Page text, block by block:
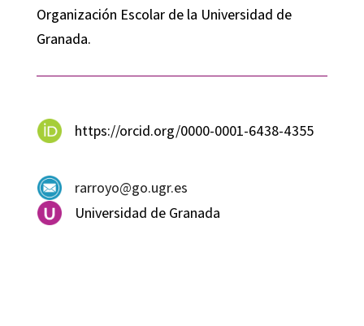
Organización Escolar de la Universidad de
Granada.
https://orcid.org/0000-0001-6438-4355
rarroyo@go.ugr.es
Universidad de Granada